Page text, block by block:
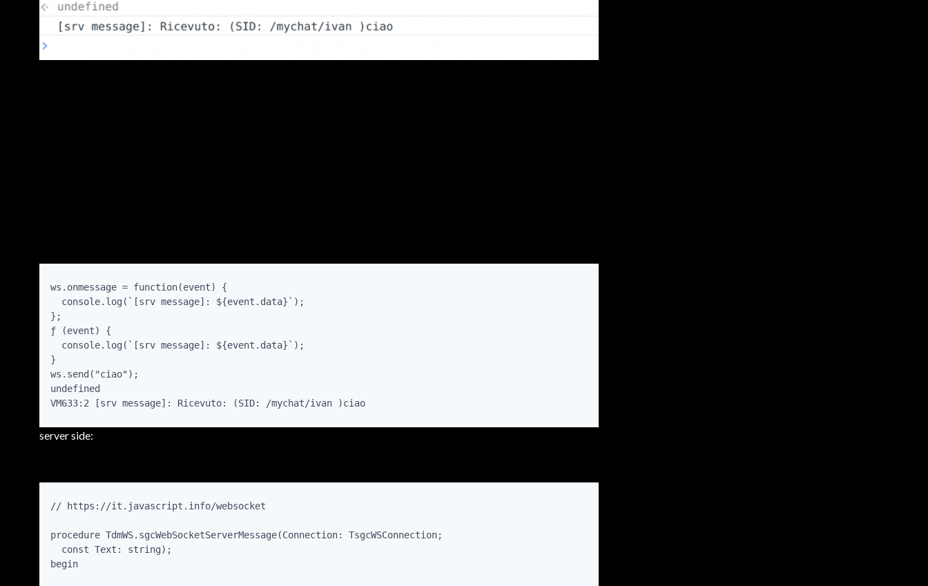
ws.onmessage = function(event) {
  console.log(`[srv message]: ${event.data}`);
};
ƒ (event) {
  console.log(`[srv message]: ${event.data}`);
}
ws.send("ciao");
undefined
VM633:2 [srv message]: Ricevuto: (SID: /mychat/ivan )ciao
server side:
// https://it.javascript.info/websocket
procedure TdmWS.sgcWebSocketServerMessage(Connection: TsgcWSConnection;
  const Text: string);
begin